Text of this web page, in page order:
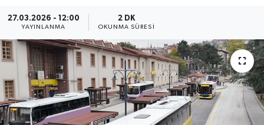
27.03.2026 - 12:00
YAYINLANMA
2 DK
OKUNMA SÜRESI
Cide Haberleri
Daday Haberleri
Devrekani Haberleri